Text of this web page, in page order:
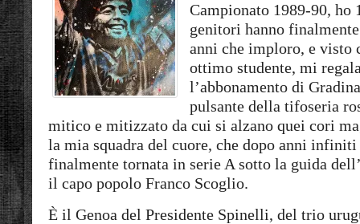
Campionato 1989-90, ho
genitori hanno
anni che imploro, e visto
ottimo studente, mi
l’abbonamento di
pulsante della tifoseria
mitico e mitizzato da cui si alzano quei cori
la mia squadra del cuore, che dopo anni
finalmente tornata in serie A sotto la guida
il capo popolo Franco Scoglio.
È il Genoa del Presidente Spinelli, del trio